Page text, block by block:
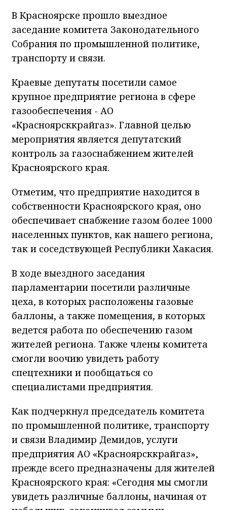
В Красноярске прошло выездное
заседание комитета Законодательного
Собрания по промышленной политике,
транспорту и связи.
Краевые депутаты посетили самое
крупное предприятие региона в сфере
газообеспечения - АО
«Красноярсккрайгаз». Главной целью
мероприятия является депутатский
контроль за газоснабжением жителей
Красноярского края.
Отметим, что предприятие находится в
собственности Красноярского края, оно
обеспечивает снабжение газом более 1000
населенных пунктов, как нашего региона,
так и соседствующей Республики Хакасия.
В ходе выездного заседания
парламентарии посетили различные
цеха, в которых расположены газовые
баллоны, а также помещения, в которых
ведется работа по обеспечению газом
жителей региона. Также члены комитета
смогли воочию увидеть работу
спецтехники и пообщаться со
специалистами предприятия.
Как подчеркнул председатель комитета
по промышленной политике, транспорту
и связи Владимир Демидов, услуги
предприятия АО «Красноярсккрайгаз»,
прежде всего предназначены для жителей
Красноярского края: «Сегодня мы смогли
увидеть различные баллоны, начиная от